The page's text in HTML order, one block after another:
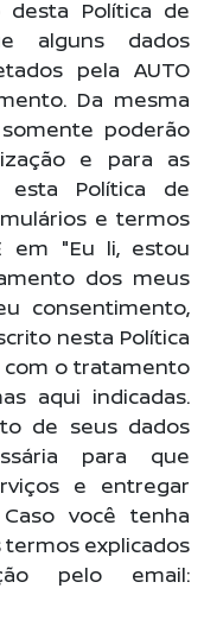
Política de
alguns dados
pela AUTO
Da mesma
poderão
e para as
esta Política de
e termos
em "Eu li, estou
dos meus
consentimento,
nesta Política
com o tratamento
aqui indicadas.
de seus dados
para que
e entregar
você tenha
explicados
pelo email: